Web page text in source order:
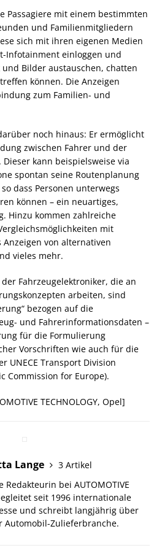
Passagiere mit einem bestimmten
und Familienmitgliedern
sich mit ihren eigenen Medien
Infotainment einloggen und
Bilder austauschen, chatten
können. Die Anzeigen
zum Familien- und
noch hinaus: Er ermöglicht
zwischen Fahrer und der
kann beispielsweise via
spontan seine Routenplanung
dass Personen unterwegs
können – ein neuartiges,
Hinzu kommen zahlreiche
mit
von alternativen
vieles mehr.
Fahrzeugelektroniker, die an
arbeiten, sind
bezogen auf die
und Fahrerinformationsdaten –
für die Formulierung
Vorschriften wie auch für die
UNECE Transport Division
Commission for Europe).
TECHNOLOGY, Opel]
Lange
3 Artikel
bei AUTOMOTIVE
seit 1996 internationale
und schreibt langjährig über
Automobil-Zulieferbranche.